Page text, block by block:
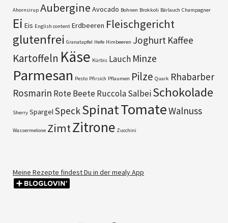
Ahornsirup Aubergine Avocado Bohnen Brokkoli Bärlauch Champagner
Ei Eis English content Erdbeeren Fleischgericht
glutenfrei Granatapfel Hefe Himbeeren Joghurt Kaffee
Kartoffeln Käse Kürbis Lauch Minze
Parmesan Pesto Pfirsich Pflaumen Pilze Quark Rhabarber
Rosmarin Rote BeeteRuccolaSalbeiSchokolade
Sherry SpargelSpeckSpinatTomateWalnuss
Wassermelone ZimtZitrone Zucchini
Meine Rezepte findest Du in der mealy App